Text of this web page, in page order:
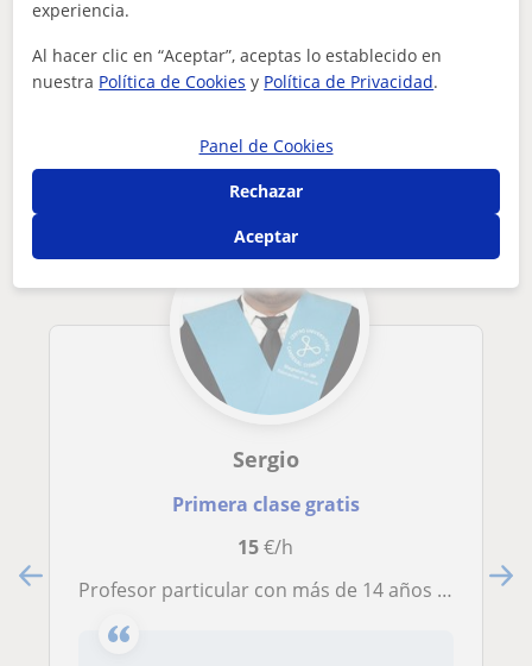
Casarrubios del Monte
Otros profesores de Primaria en
Sergio
Primera clase gratis
15€/h
Profesor particular con más de 14 años de experiencia
experiencia.
Al hacer clic en “Aceptar”, aceptas lo establecido en
nuestra Política de Cookies y Política de Privacidad.
Panel de Cookies
Rechazar
Aceptar